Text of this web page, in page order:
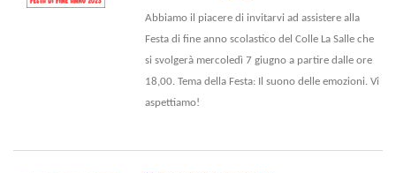
Abbiamo il piacere di invitarvi ad assistere alla
Festa di fine anno scolastico del Colle La Salle che
si svolgerà mercoledì 7 giugno a partire dalle ore
18,00. Tema della Festa: Il suono delle emozioni. Vi
aspettiamo!